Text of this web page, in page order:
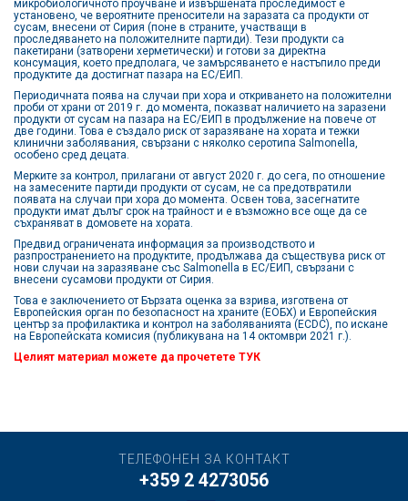
микробиологичното проучване и извършената проследимост е
установено, че вероятните преносители на заразата са продукти от
сусам, внесени от Сирия (поне в страните, участващи в
проследяването на положителните партиди). Тези продукти са
пакетирани (затворени херметически) и готови за директна
консумация, което предполага, че замърсяването е настъпило преди
продуктите да достигнат пазара на ЕС/ЕИП.
Периодичната поява на случаи при хора и откриването на положителни
проби от храни от 2019 г. до момента, показват наличието на заразени
продукти от сусам на пазара на ЕС/ЕИП в продължение на повече от
две години. Това е създало риск от заразяване на хората и тежки
клинични заболявания, свързани с няколко серотипа Salmonella,
особено сред децата.
Мерките за контрол, прилагани от август 2020 г. до сега, по отношение
на замесените партиди продукти от сусам, не са предотвратили
появата на случаи при хора до момента. Освен това, засегнатите
продукти имат дълъг срок на трайност и е възможно все още да се
съхраняват в домовете на хората.
Предвид ограничената информация за производството и
разпространението на продуктите, продължава да съществува риск от
нови случаи на заразяване със Salmonella в ЕС/ЕИП, свързани с
внесени сусамови продукти от Сирия.
Това е заключението от Бързата оценка за взрива, изготвена от
Европейския орган по безопасност на храните (EОБХ) и Европейския
център за профилактика и контрол на заболяванията (ECDC), по искане
на Европейската комисия (публикувана на 14 октомври 2021 г.).
Целият материал можете да прочетете ТУК
ТЕЛЕФОНЕН ЗА КОНТАКТ
+359 2 4273056